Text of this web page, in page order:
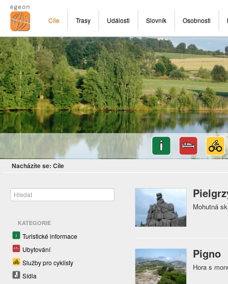
Cíle Trasy Události Slovník Osobnosti
Nacházíte se: Cíle
KATEGORIE
Turistické informace
Ubytování
Služby pro cyklisty
Sídla
Mohutná
Pigno
Hora s